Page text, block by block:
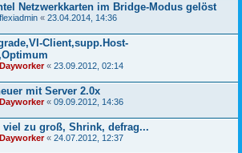
Netzwerkkarten im Bridge-Modus gelöst
flexiadmin « 23.04.2014, 14:36
Client,supp.Host-
Dayworker« 23.09.2012, 02:14
mit Server 2.0x
Dayworker« 09.09.2012, 14:36
viel zu groß, Shrink, defrag...
Dayworker« 24.07.2012, 12:37